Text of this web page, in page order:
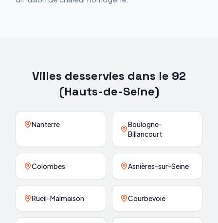
Villes desservies dans le 92
(Hauts-de-Seine)
Nanterre
Boulogne-
Billancourt
Colombes Asnières-sur-Seine
Rueil-Malmaison Courbevoie